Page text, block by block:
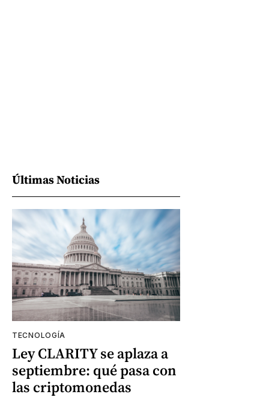
Últimas Noticias
TECNOLOGÍA
Ley CLARITY se aplaza a
septiembre: qué pasa con
las criptomonedas